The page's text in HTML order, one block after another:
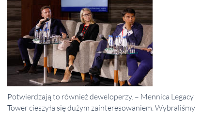
Potwierdzają to również deweloperzy. – Mennica Legacy
Tower cieszyła się dużym zainteresowaniem. Wybraliśmy